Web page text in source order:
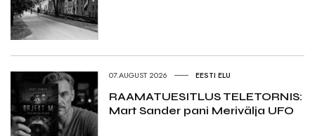
07.AUGUST 2026 EESTI ELU
RAAMATUESITLUS TELETORNIS:
Mart Sander pani Merivälja UFO